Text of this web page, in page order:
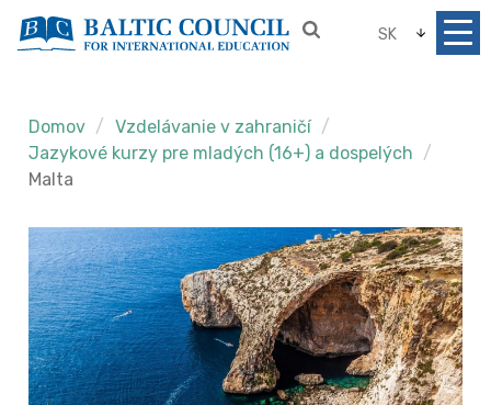
SK
Domov
Vzdelávanie v zahraničí
Jazykové kurzy pre mladých (16+) a dospelých
Malta